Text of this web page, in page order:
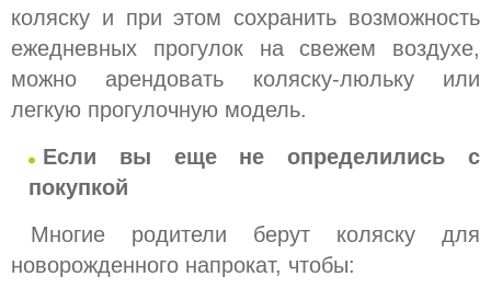
коляску и при этом сохранить возможность
ежедневных прогулок на свежем воздухе,
можно арендовать коляску-люльку или
легкую прогулочную модель.
Если вы еще не определились с
покупкой
Многие родители берут коляску для
новорожденного напрокат, чтобы: